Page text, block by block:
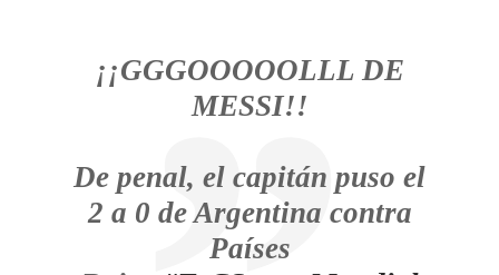
¡¡GGGOOOOOLLL DE
MESSI!!
De penal, el capitán puso el
2 a 0 de Argentina contra
Países